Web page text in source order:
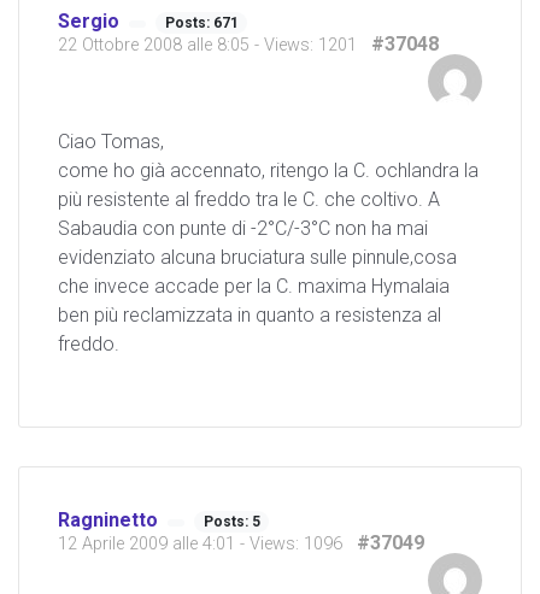
Sergio Posts: 671
22 Ottobre 2008 alle 8:05 - Views: 1201 #37048
Ciao Tomas,
come ho già accennato, ritengo la C. ochlandra la
più resistente al freddo tra le C. che coltivo. A
Sabaudia con punte di -2°C/-3°C non ha mai
evidenziato alcuna bruciatura sulle pinnule,cosa
che invece accade per la C. maxima Hymalaia
ben più reclamizzata in quanto a resistenza al
freddo.
Ragninetto Posts: 5
12 Aprile 2009 alle 4:01 - Views: 1096 #37049